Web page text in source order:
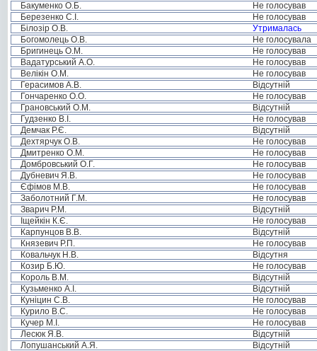
Бакуменко О.Б.
Не голосував
Березенко С.І.
Не голосував
Білозір О.В.
Утрималась
Богомолець О.В.
Не голосувала
Бригинець О.М.
Не голосував
Вадатурський А.О.
Не голосував
Велікін О.М.
Не голосував
Герасимов А.В.
Відсутній
Гончаренко О.О.
Не голосував
Грановський О.М.
Відсутній
Гудзенко В.І.
Не голосував
Демчак Р.Є.
Відсутній
Дехтярчук О.В.
Не голосував
Дмитренко О.М.
Не голосував
Домбровський О.Г.
Не голосував
Дубневич Я.В.
Не голосував
Єфімов М.В.
Не голосував
Заболотний Г.М.
Не голосував
Зварич Р.М.
Відсутній
Іщейкін К.Є.
Не голосував
Карпунцов В.В.
Відсутній
Князевич Р.П.
Не голосував
Ковальчук Н.В.
Відсутня
Козир Б.Ю.
Не голосував
Король В.М.
Відсутній
Кузьменко А.І.
Відсутній
Куніцин С.В.
Не голосував
Курило В.С.
Не голосував
Кучер М.І.
Не голосував
Лесюк Я.В.
Відсутній
Лопушанський А.Я.
Відсутній